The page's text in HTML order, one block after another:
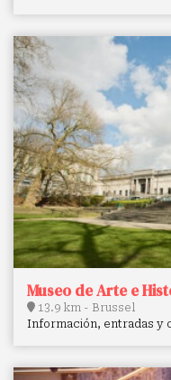
Museo de Arte e
13.9 km - Brussel
Información, entradas y